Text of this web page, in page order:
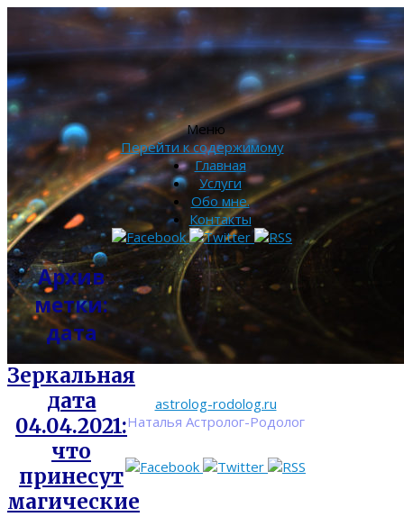
astrolog-rodolog.ru
Наталья Астролог-Родолог
Меню
Перейти к содержимому
Главная
Услуги
Обо мне.
Контакты
Архив
метки:
дата
Зеркальная
дата
04.04.2021:
что
принесут
магические